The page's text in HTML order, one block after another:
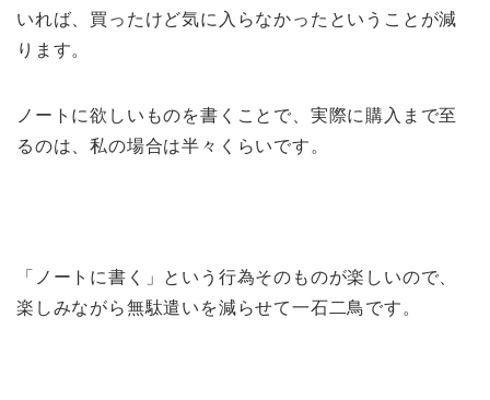
いれば、買ったけど気に入らなかったということが減
ります。
ノートに欲しいものを書くことで、実際に購入まで至
るのは、私の場合は半々くらいです。
「ノートに書く」という行為そのものが楽しいので、
楽しみながら無駄遣いを減らせて一石二鳥です。